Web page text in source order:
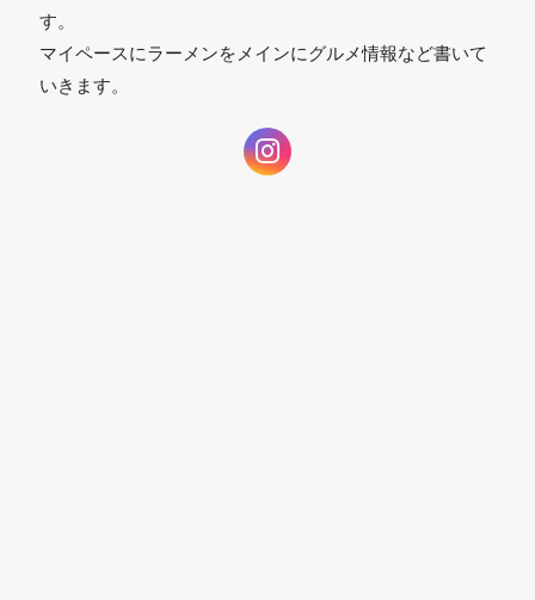
す。
マイペースにラーメンをメインにグルメ情報など書いて
いきます。